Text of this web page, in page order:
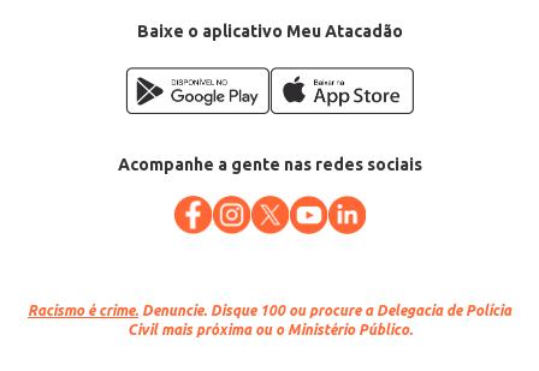
Baixe o aplicativo Meu Atacadão
Acompanhe a gente nas redes sociais
Racismo é crime. Denuncie. Disque 100 ou procure a Delegacia de Polícia
Civil mais próxima ou o Ministério Público.